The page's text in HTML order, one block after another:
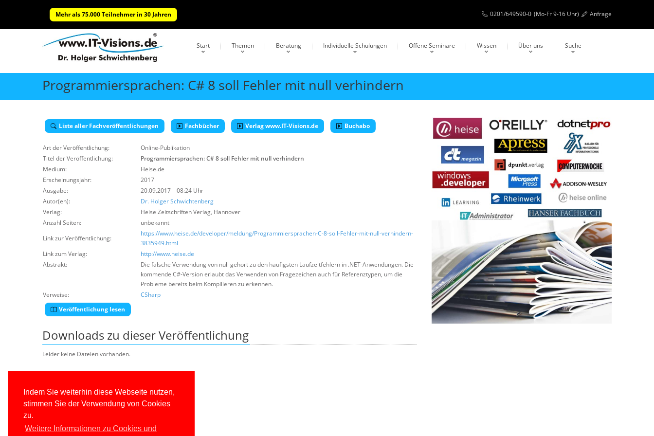
Indem Sie weiterhin diese Webseite nutzen,
stimmen Sie der Verwendung von Cookies
zu.
Weitere Informationen zu Cookies und
Mehr als 75.000 Teilnehmer in 30 Jahren 0201/649590-0 (Mo-Fr 9-16 Uhr) Anfrage
Start Themen Beratung Individuelle Schulungen Offene Seminare Wissen Über uns Suche
Programmiersprachen: C# 8 soll Fehler mit null verhindern
Liste aller Fachveröffentlichungen Fachbücher Verlag www.IT-Visions.de Buchabo
Art der Veröffentlichung:
Online-Publikation
Titel der Veröffentlichung:
Programmiersprachen: C# 8 soll Fehler mit null verhindern
Medium:
Heise.de
Erscheinungsjahr:
2017
Ausgabe:
20.09.2017 08:24 Uhr
Autor(en):
Dr. Holger Schwichtenberg
Verlag:
Heise Zeitschriften Verlag, Hannover
Anzahl Seiten:
unbekannt
Link zur Veröffentlichung:
https://www.heise.de/developer/meldung/Programmiersprachen-C-8-soll-Fehler-mit-null-verhindern-
3835949.html
Link zum Verlag:
http://www.heise.de
Abstrakt:
Die falsche Verwendung von null gehört zu den häufigsten Laufzeitfehlern in .NET-Anwendungen. Die
kommende C#-Version erlaubt das Verwenden von Fragezeichen auch für Referenztypen, um die
Probleme bereits beim Kompilieren zu erkennen.
Verweise:
CSharp
Veröffentlichung lesen
Downloads zu dieser Veröffentlichung
Leider keine Dateien vorhanden.